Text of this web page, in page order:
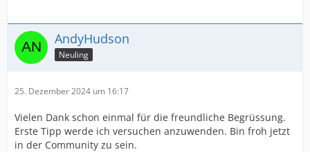
AndyHudson
Neuling
25. Dezember 2024 um 16:17
Vielen Dank schon einmal für die freundliche Begrüssung.
Erste Tipp werde ich versuchen anzuwenden. Bin froh jetzt
in der Community zu sein.